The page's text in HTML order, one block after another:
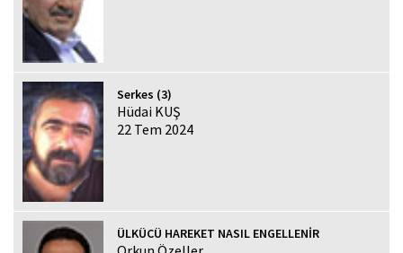
Serkes (3)
Hüdai KUŞ
22 Tem 2024
ÜLKÜCÜ HAREKET NASIL ENGELLENİR